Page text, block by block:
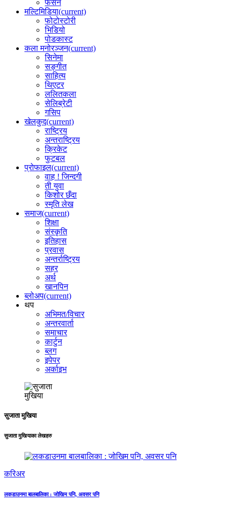
फेसन
मल्टिमिडिया(current)
फोटोस्टोरी
भिडियो
पोडकास्ट
कला मनोरञ्जन(current)
सिनेमा
सङ्गीत
साहित्य
थिएटर
ललितकला
सेलिब्रेटी
गसिप
खेलकुद(current)
राष्ट्रिय
अन्तराष्ट्रिय
क्रिकेट
फुटबल
प्रोफाइल(current)
वाह ! जिन्दगी
ती युवा
किशोर छँदा
स्मृति लेख
समाज(current)
शिक्षा
संस्कृति
इतिहास
प्रवास
अन्तर्राष्ट्रिय
सहर
अर्थ
खानपिन
ब्लोअप(current)
थप
अभिमत/विचार
अन्तरवार्ता
समाचार
कार्टुन
ब्लग
इपेपर
अर्काइभ
सुजाता मुखिया
सुजाता मुखियाका लेखहरु
करिअर
लकडाउनमा बालबालिका : जोखिम पनि, अवसर पनि